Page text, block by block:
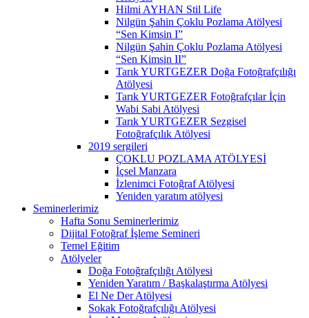
Hilmi AYHAN Stil Life
Nilgün Şahin Çoklu Pozlama Atölyesi
“Sen Kimsin I”
Nilgün Şahin Çoklu Pozlama Atölyesi
“Sen Kimsin II”
Tarık YURTGEZER Doğa Fotoğrafçılığı
Atölyesi
Tarık YURTGEZER Fotoğrafçılar İçin
Wabi Sabi Atölyesi
Tarık YURTGEZER Sezgisel
Fotoğrafçılık Atölyesi
2019 sergileri
ÇOKLU POZLAMA ATÖLYESİ
İçsel Manzara
İzlenimci Fotoğraf Atölyesi
Yeniden yaratım atölyesi
Seminerlerimiz
Hafta Sonu Seminerlerimiz
Dijital Fotoğraf İşleme Semineri
Temel Eğitim
Atölyeler
Doğa Fotoğrafçılığı Atölyesi
Yeniden Yaratım / Başkalaştırma Atölyesi
El Ne Der Atölyesi
Sokak Fotoğrafçılığı Atölyesi